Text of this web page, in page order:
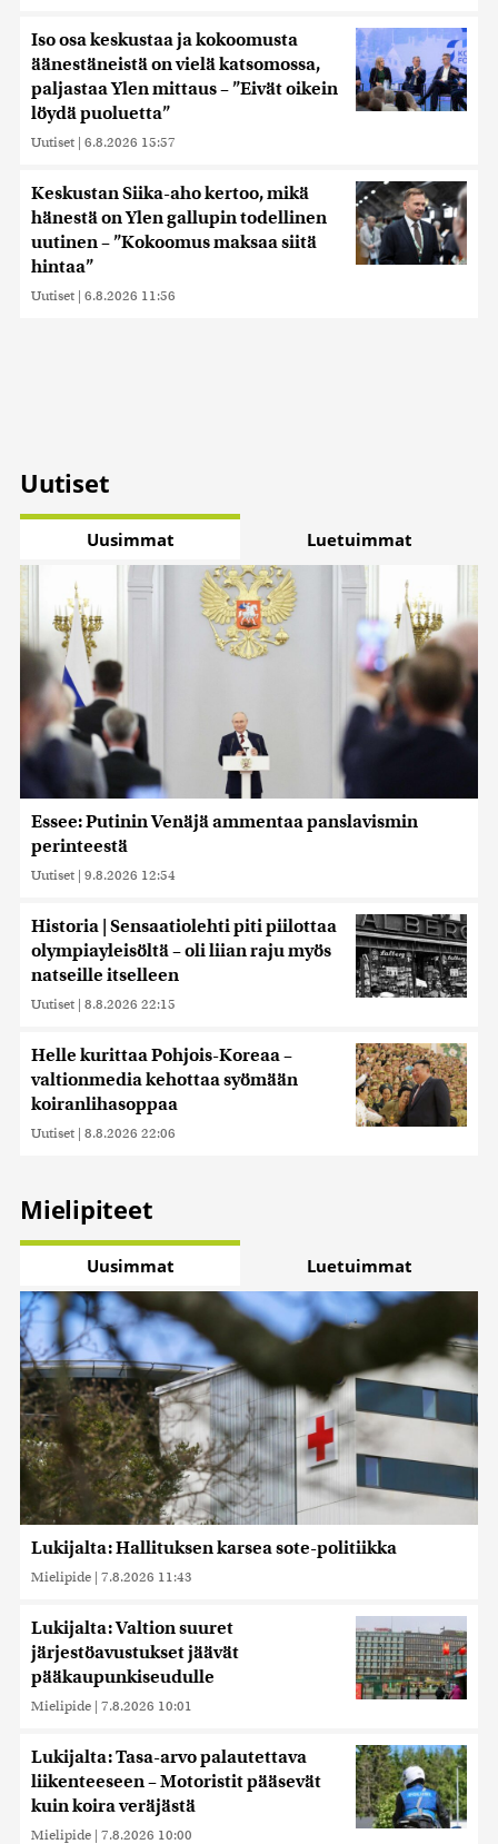
Iso osa keskustaa ja kokoomusta
äänestäneistä on vielä katsomossa,
paljastaa Ylen mittaus – ”Eivät oikein
löydä puoluetta”
Uutiset | 6.8.2026 15:57
Keskustan Siika-aho kertoo, mikä
hänestä on Ylen gallupin todellinen
uutinen – ”Kokoomus maksaa siitä
hintaa”
Uutiset | 6.8.2026 11:56
Uutiset
Uusimmat Luetuimmat
Essee: Putinin Venäjä ammentaa panslavismin
perinteestä
Uutiset | 9.8.2026 12:54
Historia | Sensaatiolehti piti piilottaa
olympiayleisöltä – oli liian raju myös
natseille itselleen
Uutiset | 8.8.2026 22:15
Helle kurittaa Pohjois-Koreaa –
valtionmedia kehottaa syömään
koiranlihasoppaa
Uutiset | 8.8.2026 22:06
Mielipiteet
Uusimmat Luetuimmat
Lukijalta: Hallituksen karsea sote-politiikka
Mielipide | 7.8.2026 11:43
Lukijalta: Valtion suuret
järjestöavustukset jäävät
pääkaupunkiseudulle
Mielipide | 7.8.2026 10:01
Lukijalta: Tasa-arvo palautettava
liikenteeseen – Motoristit pääsevät
kuin koira veräjästä
Mielipide | 7.8.2026 10:00